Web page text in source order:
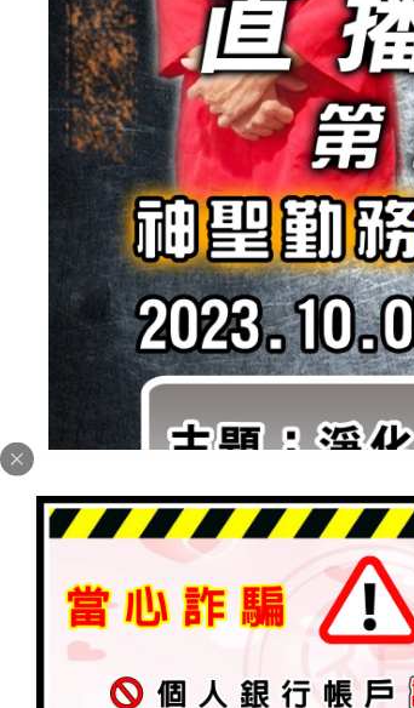
太祖直播～第五集直播．開始
最新消息 2023 年 10 月 6 日